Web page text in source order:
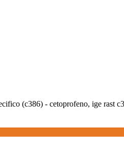
(c386) - cetoprofeno, ige rast